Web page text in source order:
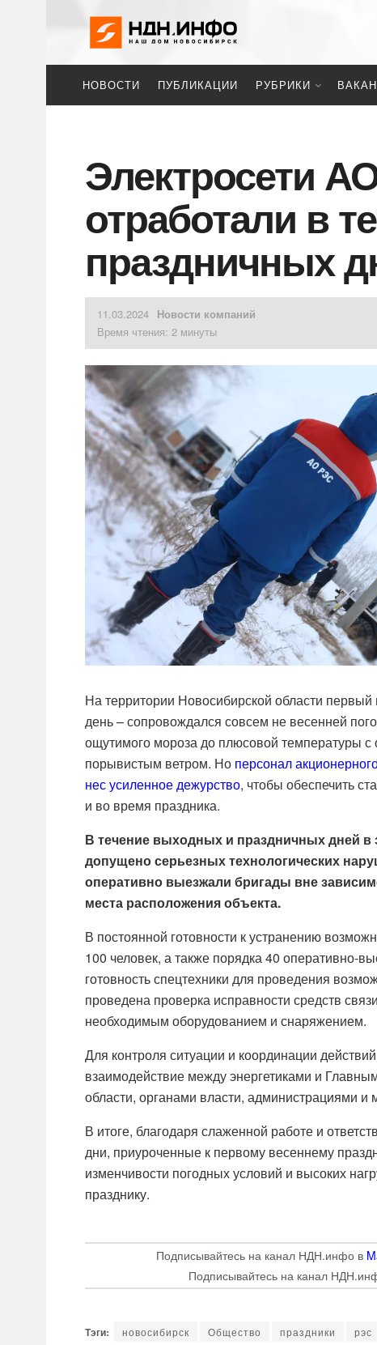
НОВОСТИ ПУБЛИКАЦИИ РУБРИКИ
Электросети
отработали в
праздничных
11.03.2024
Новости компаний
Время чтения: 2 минуты
На территории Новосибирской области
день – сопровождался совсем не весенней
ощутимого мороза до плюсовой температуры с
порывистым ветром. Но персонал
нес усиленное дежурство, чтобы обеспечить
и во время праздника.
В течение выходных и праздничных дней
допущено серьезных технологических
оперативно выезжали бригады вне
места расположения объекта.
В постоянной готовности к устранению
100 человек, а также порядка 40 оперативно-
готовность спецтехники для проведения
проведена проверка исправности средств
необходимым оборудованием и снаряжением.
Для контроля ситуации и координации
взаимодействие между энергетиками и
области, органами власти, администрациями
В итоге, благодаря слаженной работе и
дни, приуроченные к первому весеннему
изменчивости погодных условий и высоких
празднику.
Подписывайтесь на канал НДН.инфо в
Подписывайтесь на канал
новосибирск Общество праздники рэс